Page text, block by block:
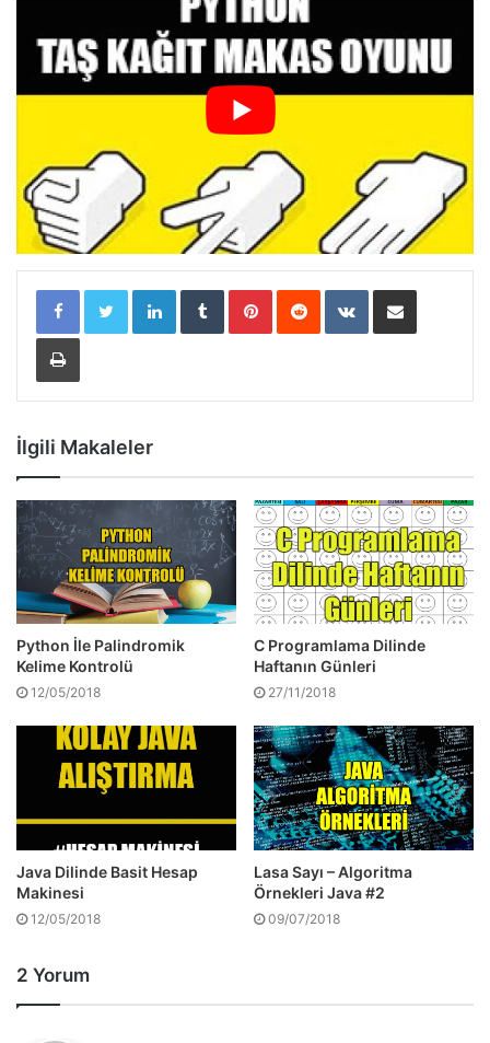
LinkedInTumblrPinterestReddit VKontakteE-Posta ile paylaş
Yazdır
İlgili Makaleler
Python İle Palindromik
Kelime Kontrolü
12/05/2018
C Programlama Dilinde
Haftanın Günleri
27/11/2018
Java Dilinde Basit Hesap
Makinesi
12/05/2018
Lasa Sayı – Algoritma
Örnekleri Java #2
09/07/2018
2 Yorum